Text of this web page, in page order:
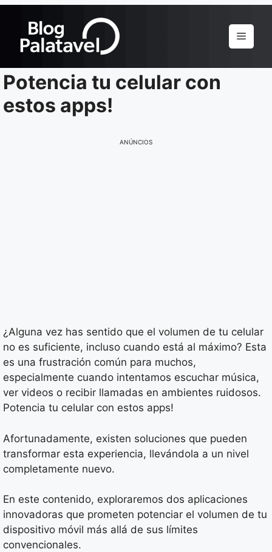
Menu
Potencia tu celular con
estos apps!
ANÚNCIOS
¿Alguna vez has sentido que el volumen de tu celular
no es suficiente, incluso cuando está al máximo? Esta
es una frustración común para muchos,
especialmente cuando intentamos escuchar música,
ver videos o recibir llamadas en ambientes ruidosos.
Potencia tu celular con estos apps!
Afortunadamente, existen soluciones que pueden
transformar esta experiencia, llevándola a un nivel
completamente nuevo.
En este contenido, exploraremos dos aplicaciones
innovadoras que prometen potenciar el volumen de tu
dispositivo móvil más allá de sus límites
convencionales.